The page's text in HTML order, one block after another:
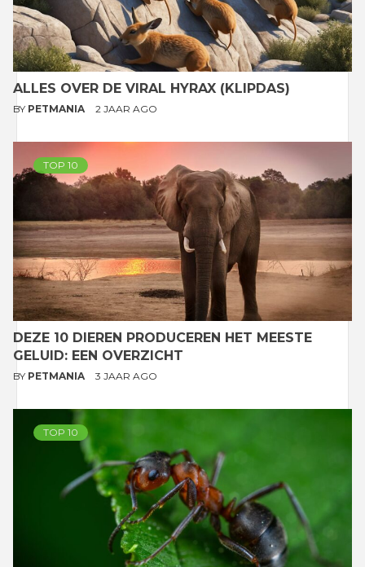
ALLES OVER DE VIRAL HYRAX (KLIPDAS)
BY PETMANIA 2 JAAR AGO
TOP 10
DEZE 10 DIEREN PRODUCEREN HET MEESTE
GELUID: EEN OVERZICHT
BY PETMANIA 3 JAAR AGO
TOP 10